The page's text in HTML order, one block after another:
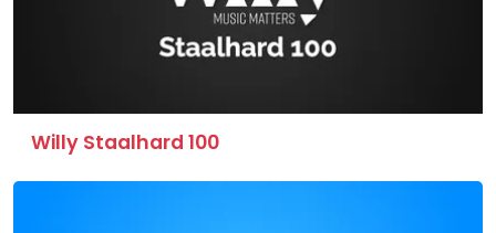
Willy Staalhard 100